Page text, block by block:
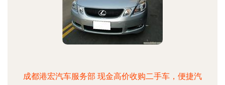
成都港宏汽车服务部 现金高价收购二手车，便捷汽